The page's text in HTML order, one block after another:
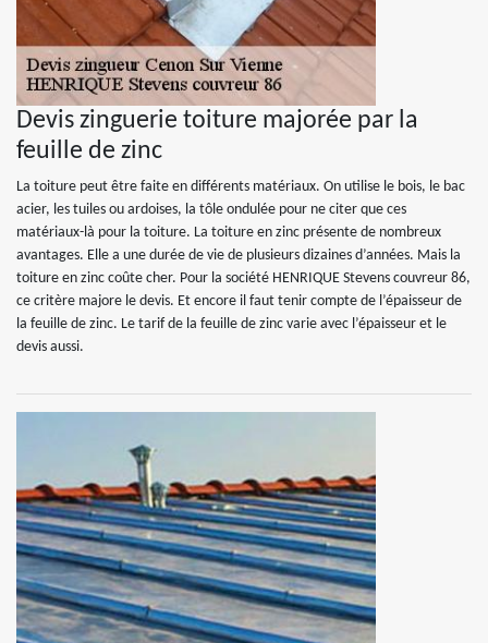
Devis zinguerie toiture majorée par la
feuille de zinc
La toiture peut être faite en différents matériaux. On utilise le bois, le bac
acier, les tuiles ou ardoises, la tôle ondulée pour ne citer que ces
matériaux-là pour la toiture. La toiture en zinc présente de nombreux
avantages. Elle a une durée de vie de plusieurs dizaines d’années. Mais la
toiture en zinc coûte cher. Pour la société HENRIQUE Stevens couvreur 86,
ce critère majore le devis. Et encore il faut tenir compte de l’épaisseur de
la feuille de zinc. Le tarif de la feuille de zinc varie avec l’épaisseur et le
devis aussi.